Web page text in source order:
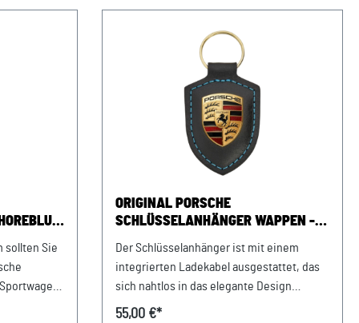
911
AVP
USt-
schwarzVerkauf und Versand durch: AVP
Sportwagen GmbHPorsche Zentrum
NiederbayernFerdinand-Porsche-Straße
194447 PlattlingUSt-Ident.-Nr.:
sollten Sie
ORIGINAL PORSCHE
SCHLÜSSELANHÄNGER WAPPEN -
Der Schlüsselanhänger ist mit einem
integrierten Ladekabel ausgestattet, das
sich nahtlos in das elegante Design
einfügt. Hergestellt aus hochwertigen
55,00 €*